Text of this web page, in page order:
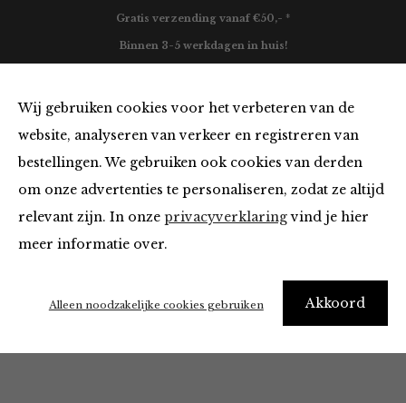
Wij gebruiken cookies voor het verbeteren van de
website, analyseren van verkeer en registreren van
bestellingen. We gebruiken ook cookies van derden
om onze advertenties te personaliseren, zodat ze altijd
relevant zijn. In onze privacyverklaringvind je hier
meer informatie over.
Akkoord
Alleen noodzakelijke cookies gebruiken
Gratis verzending vanaf €50,- *
Binnen 3-5 werkdagen in huis!
Accessoires
It’s ok to be a little obsessed with accessories